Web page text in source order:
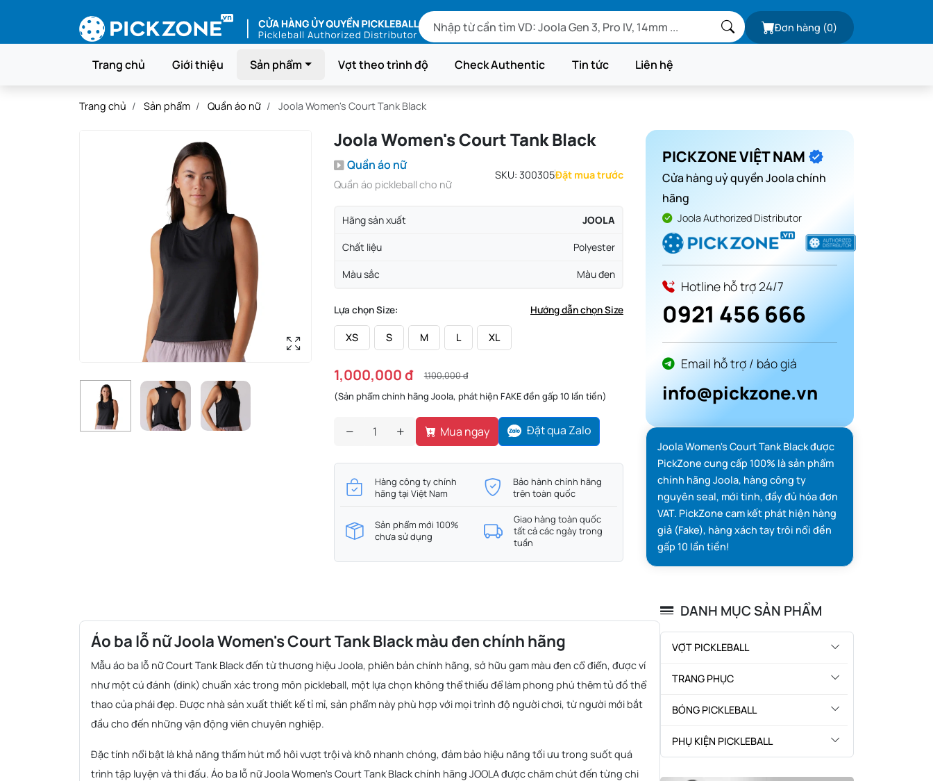
Đơn hàng (0)
Trang chủ Giới thiệu Sản phẩm Vợt theo trình độ Check Authentic Tin tức Liên hệ
Trang chủ Sản phẩm Quần áo nữ Joola Women's Court Tank Black
Joola Women's Court Tank Black
Quần áo nữ
Quần áo pickleball cho nữ
SKU: 300305Đặt mua trước
Hãng sản xuất JOOLA
Chất liệu Polyester
Màu sắc Màu đen
Lựa chọn Size: Hướng dẫn chọn Size
XS S M L XL
1,000,000 đ 1,100,000 đ
(Sản phẩm chính hãng Joola, phát hiện FAKE đền gấp 10 lần tiền)
Mua ngay Đặt qua Zalo
Hàng công ty chính
hãng tại Việt Nam
Bảo hành chính hãng
trên toàn quốc
Sản phẩm mới 100%
chưa sử dụng
Giao hàng toàn quốc
tất cả các ngày trong
tuần
PICKZONE VIỆT NAM
Cửa hàng uỷ quyền Joola chính
hãng
Joola Authorized Distributor
Hotline hỗ trợ 24/7
0921 456 666
Email hỗ trợ / báo giá
info@pickzone.vn
Joola Women's Court Tank Black được
PickZone cung cấp 100% là sản phẩm
chính hãng Joola, hàng công ty
nguyên seal, mới tinh, đầy đủ hóa đơn
VAT. PickZone cam kết phát hiện hàng
giả (Fake), hàng xách tay trôi nổi đền
gấp 10 lần tiền!
Áo ba lỗ nữ Joola Women's Court Tank Black màu đen chính hãng
Mẫu áo ba lỗ nữ Court Tank Black đến từ thương hiệu Joola, phiên bản chính hãng, sở hữu gam màu đen cổ điển, được ví
như một cú đánh (dink) chuẩn xác trong môn pickleball, một lựa chọn không thể thiếu để làm phong phú thêm tủ đồ thể
thao của phái đẹp. Được nhà sản xuất thiết kế tỉ mỉ, sản phẩm này phù hợp với mọi trình độ người chơi, từ người mới bắt
đầu cho đến những vận động viên chuyên nghiệp.
Đặc tính nổi bật là khả năng thấm hút mồ hôi vượt trội và khô nhanh chóng, đảm bảo hiệu năng tối ưu trong suốt quá
trình tập luyện và thi đấu. Áo ba lỗ nữ Joola Women's Court Tank Black chính hãng JOOLA được chăm chút đến từng chi
DANH MỤC SẢN PHẨM
VỢT PICKLEBALL
TRANG PHỤC
BÓNG PICKLEBALL
PHỤ KIỆN PICKLEBALL